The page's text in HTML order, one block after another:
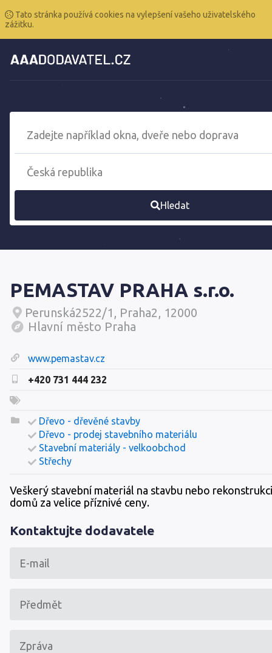
Tato stránka používá cookies na vylepšení vašeho uživatelského
zážitku.
Hledat
PEMASTAV PRAHA s.r.o.
Perunská2522/1, Praha2, 12000
Hlavní město Praha
www.pemastav.cz
+420 731 444 232
Dřevo - dřevěné stavby
Dřevo - prodej stavebního materiálu
Stavební materiály - velkoobchod
Střechy
Veškerý stavební materiál na stavbu nebo
domů za velice příznivé ceny.
Kontaktujte dodavatele